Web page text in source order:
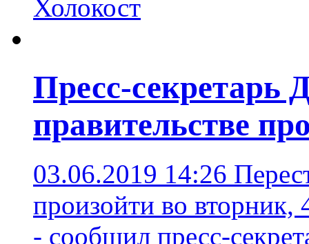
Холокост
Пресс-секретарь
правительстве
03.06.2019 14:26
произойти во
- сообщил пресс-